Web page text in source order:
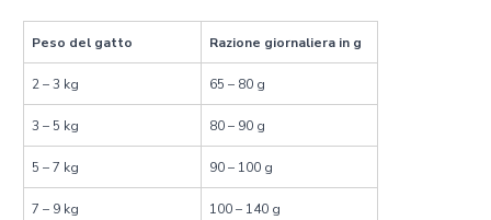
Peso del gatto Razione giornaliera in g
2 – 3 kg 65 – 80 g
3 – 5 kg 80 – 90 g
5 – 7 kg 90 – 100 g
7 – 9 kg 100 – 140 g